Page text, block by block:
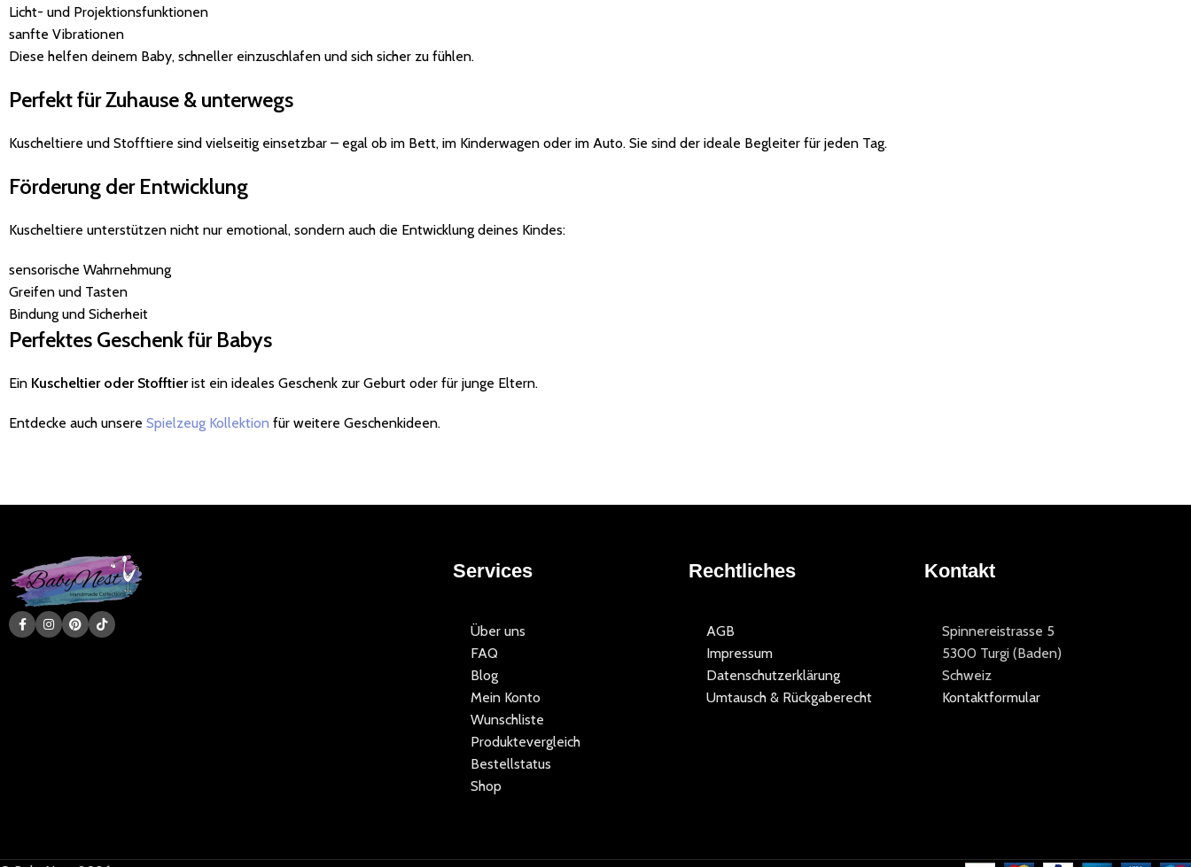
Licht- und Projektionsfunktionen
sanfte Vibrationen
Diese helfen deinem Baby, schneller einzuschlafen und sich sicher zu fühlen.
Perfekt für Zuhause & unterwegs
Kuscheltiere und Stofftiere sind vielseitig einsetzbar – egal ob im Bett, im Kinderwagen oder im Auto. Sie sind der ideale Begleiter für jeden Tag.
Förderung der Entwicklung
Kuscheltiere unterstützen nicht nur emotional, sondern auch die Entwicklung deines Kindes:
sensorische Wahrnehmung
Greifen und Tasten
Bindung und Sicherheit
Perfektes Geschenk für Babys
Ein Kuscheltier oder Stofftierist ein ideales Geschenk zur Geburt oder für junge Eltern.
Entdecke auch unsere Spielzeug Kollektion für weitere Geschenkideen.
Services
Über uns
FAQ
Blog
Mein Konto
Wunschliste
Produktevergleich
Bestellstatus
Shop
Rechtliches
AGB
Impressum
Datenschutzerklärung
Umtausch & Rückgaberecht
Kontakt
Spinnereistrasse 5
5300 Turgi (Baden)
Schweiz
Kontaktformular